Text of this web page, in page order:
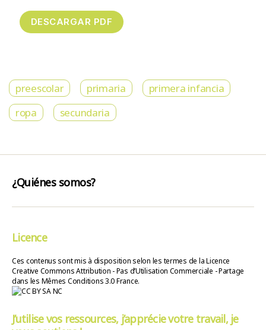
preescolar primaria
primera infancia
ropa
secundaria
¿Quiénes somos?
Licence
Ces contenus sont mis à disposition selon les termes de la Licence
Creative Commons Attribution - Pas d’Utilisation Commerciale - Partage
dans les Mêmes Conditions 3.0 France.
J’utilise vos ressources, j’apprécie votre travail, je